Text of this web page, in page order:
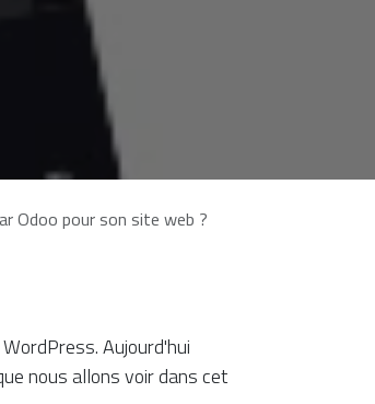
Odoo pour son site web ?
Aujourd'hui
nous allons voir dans cet